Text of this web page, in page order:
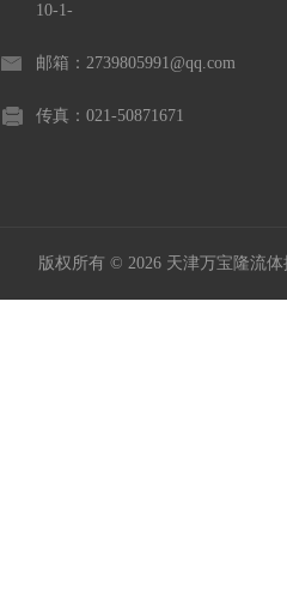
10-1-
邮箱：2739805991@qq.com
传真：021-50871671
版权所有 © 2026 天津万宝隆流